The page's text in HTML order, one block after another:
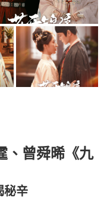
、曾舜晞《九
秘辛